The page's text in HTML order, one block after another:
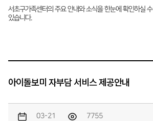
서초구가족센터의 주요 안내와 소식을 한눈에 확인하실 수
있습니다.
아이돌보미 자부담 서비스 제공안내
03-21 7755